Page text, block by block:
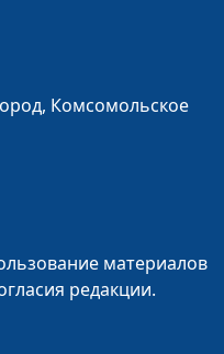
Дедов,
#199
Комсомольское
материалов
редакции.